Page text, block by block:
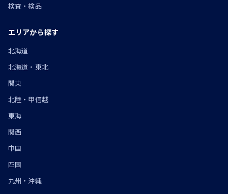
検査・検品
エリアから探す
北海道
北海道・東北
関東
北陸・甲信越
東海
関西
中国
四国
九州・沖縄